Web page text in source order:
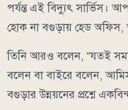
পর্যন্ত এই বিদ্যুৎ সার্ভিস।
হোক না বগুড়ায় হেড অফিস,
তিনি আরও বলেন, “যতই
বলেন বা বাইরে বলেন,
বগুড়ার উন্নয়নের প্রশ্নে